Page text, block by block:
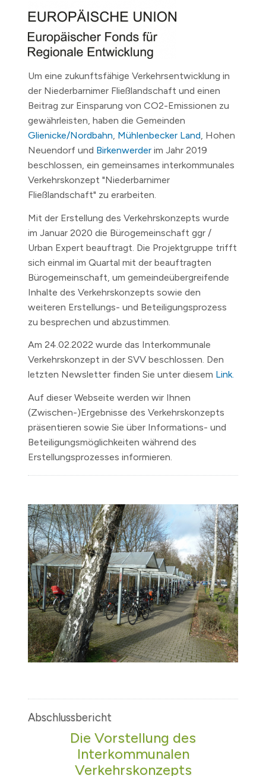
Um eine zukunftsfähige Verkehrsentwicklung in
der Niederbarnimer Fließlandschaft und einen
Beitrag zur Einsparung von CO2-Emissionen zu
gewährleisten, haben die Gemeinden
Glienicke/Nordbahn, Mühlenbecker Land, Hohen
Neuendorf und Birkenwerder im Jahr 2019
beschlossen, ein gemeinsames interkommunales
Verkehrskonzept "Niederbarnimer
Fließlandschaft" zu erarbeiten.
Mit der Erstellung des Verkehrskonzepts wurde
im Januar 2020 die Bürogemeinschaft ggr /
Urban Expert beauftragt. Die Projektgruppe trifft
sich einmal im Quartal mit der beauftragten
Bürogemeinschaft, um gemeindeübergreifende
Inhalte des Verkehrskonzepts sowie den
weiteren Erstellungs- und Beteiligungsprozess
zu besprechen und abzustimmen.
Am 24.02.2022 wurde das Interkommunale
Verkehrskonzept in der SVV beschlossen. Den
letzten Newsletter finden Sie unter diesem Link.
Auf dieser Webseite werden wir Ihnen
(Zwischen-)Ergebnisse des Verkehrskonzepts
präsentieren sowie Sie über Informations- und
Beteiligungsmöglichkeiten während des
Erstellungsprozesses informieren.
Abschlussbericht
Die Vorstellung des
Interkommunalen
Verkehrskonzepts